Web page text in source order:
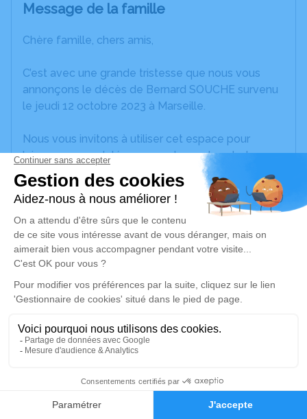
Faire-part Hommages
Message de la famille
Chère famille, chers amis,
C’est avec une grande tristesse que nous vous
annonçons le décès de Bernard SOUCHE survenu
le jeudi 12 octobre 2023 à Marseille.
Nous vous invitons à utiliser cet espace pour
laisser vos condoléances, partager des photos
souvenirs, une anecdote ou exprimer vos pensées
à travers des poèmes ou des textes. Cet endroit
est un lieu d'expression dédié à honorer la
mémoire de Bernard SOUCHE.
Un service de plantation d’arbre hommage est
disponible ici.
Crémation
Crématorium de Marseille
380 Rue Saint-Pierre